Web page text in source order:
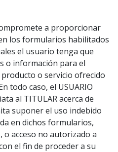
a proporcionar
los formularios habilitados
el usuario tenga que
o información para el
o servicio ofrecido
todo caso, el USUARIO
al TITULAR acerca de
suponer el uso indebido
en dichos formularios,
acceso no autorizado a
el fin de proceder a su